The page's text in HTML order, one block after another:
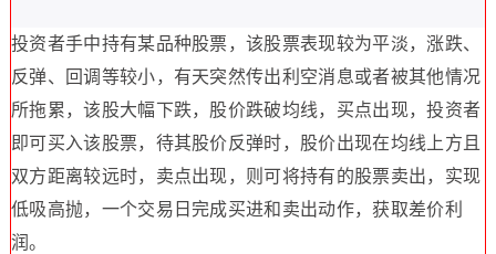
投资者手中持有某品种股票，该股票表现较为平淡，涨跌、
反弹、回调等较小，有天突然传出利空消息或者被其他情况
所拖累，该股大幅下跌，股价跌破均线，买点出现，投资者
即可买入该股票，待其股价反弹时，股价出现在均线上方且
双方距离较远时，卖点出现，则可将持有的股票卖出，实现
低吸高抛，一个交易日完成买进和卖出动作，获取差价利
润。